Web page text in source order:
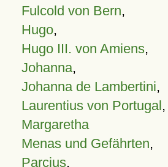
Fulcold von Bern,
Hugo,
Hugo III. von Amiens,
Johanna,
Johanna de Lambertini,
Laurentius von Portugal,
Margaretha
Menas und Gefährten,
Parcius,